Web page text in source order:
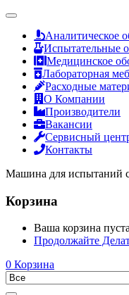
Аналитическое
Испытательные
Медицинское
Лабораторная
Расходные
О Компании
Производители
Вакансии
Сервисный
Контакты
Машина для испытаний
Корзина
Ваша корзина
Продолжайте
0 Корзина